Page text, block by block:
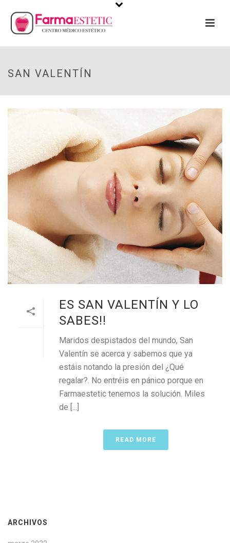
SAN VALENTÍN
ES SAN VALENTÍN Y LO
SABES!!
Maridos despistados del mundo, San
Valentín se acerca y sabemos que ya
estáis notando la presión del ¿Qué
regalar?. No entréis en pánico porque en
Farmaestetic tenemos la solución. Miles
de [...]
READ MORE
ARCHIVOS